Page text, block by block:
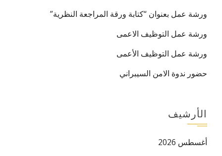
ورشة عمل بعنوان “كتابة ورقة المراجعة النظرية”
ورشة عمل التوظيف الاعمى
ورشة عمل التوظيف الأعمى
حضور ندوة الامن السيبراني
الأرشيف
أغسطس 2026